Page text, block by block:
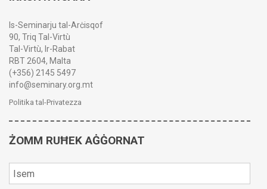
Is-Seminarju tal-Arċisqof
90, Triq Tal-Virtù
Tal-Virtù, Ir-Rabat
RBT 2604, Malta
(+356) 2145 5497
info@seminary.org.mt
Politika tal-Privatezza
ŻOMM RUĦEK AĠĠORNAT